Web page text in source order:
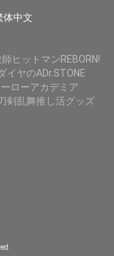
体中文
ヒットマンREBORN!
イヤのADr.STONE
ローアカデミア
剣乱舞推し活グッズ